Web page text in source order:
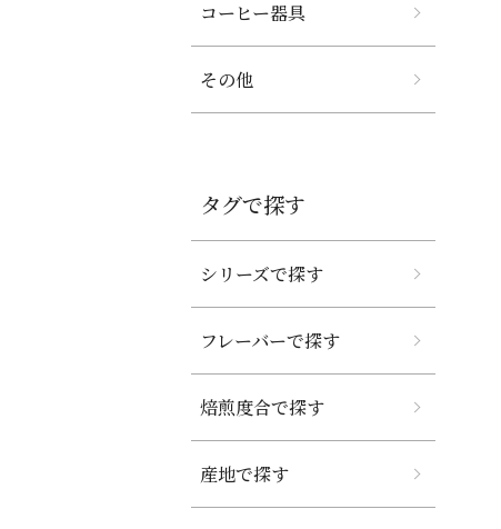
コーヒー器具
その他
タグで探す
シリーズで探す
フレーバーで探す
焙煎度合で探す
産地で探す